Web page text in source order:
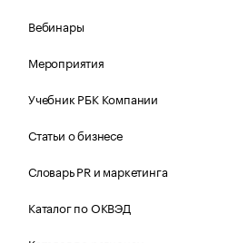
Вебинары
Мероприятия
Учебник РБК Компании
Статьи о бизнесе
Словарь PR и маркетинга
Каталог по ОКВЭД